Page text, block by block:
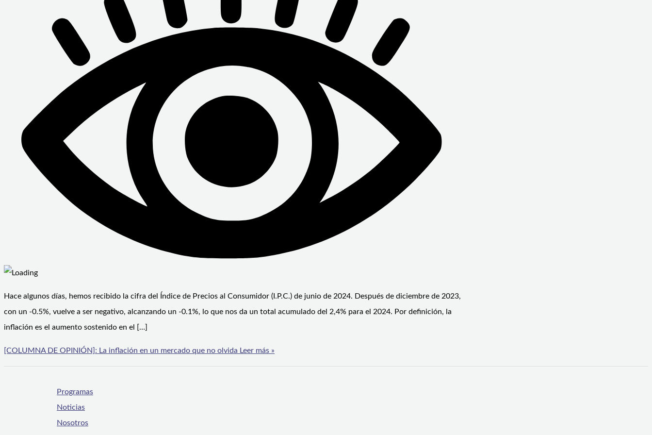
Hace algunos días, hemos recibido la cifra del Índice de Precios al Consumidor (I.P.C.) de junio de 2024. Después de diciembre de 2023,
con un -0.5%, vuelve a ser negativo, alcanzando un -0.1%, lo que nos da un total acumulado del 2,4% para el 2024. Por definición, la
inflación es el aumento sostenido en el […]
[COLUMNA DE OPINIÓN]: La inflación en un mercado que no olvida Leer más »
Programas
Noticias
Nosotros